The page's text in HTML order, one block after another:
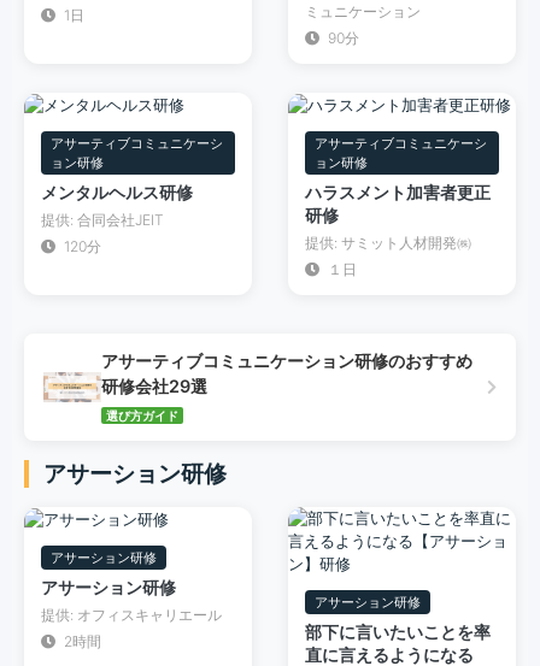
1日
ミュニケーション
90分
アサーティブコミュニケーシ
ョン研修
メンタルヘルス研修
提供: 合同会社JEIT
120分
アサーティブコミュニケーシ
ョン研修
ハラスメント加害者更正
研修
提供: サミット人材開発㈱
１日
アサーティブコミュニケーション研修のおすすめ
研修会社29選
選び方ガイド
アサーション研修
アサーション研修
アサーション研修
提供: オフィスキャリエール
2時間
アサーション研修
部下に言いたいことを率
直に言えるようになる